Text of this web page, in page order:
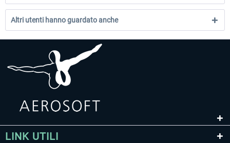
Altri utenti hanno guardato anche
LINK UTILI